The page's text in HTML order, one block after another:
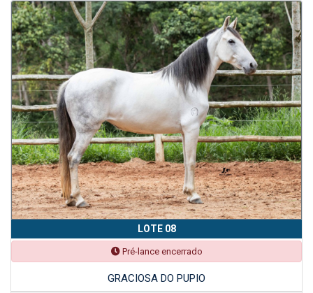
LOTE 08
Pré-lance encerrado
GRACIOSA DO PUPIO